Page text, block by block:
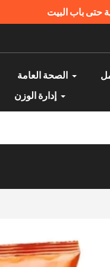
الصحة العامة
إدارة الوزن